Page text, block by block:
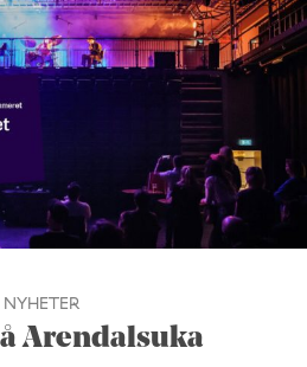
NYHETER
Arendalsuka